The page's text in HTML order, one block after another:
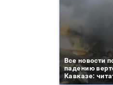
Все новости
падению
Кавказе: